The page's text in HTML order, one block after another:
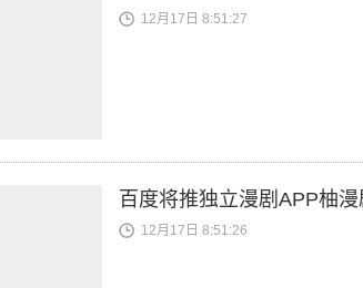
12月17日 8:51:27
百度将推独立漫剧APP柚
12月17日 8:51:26